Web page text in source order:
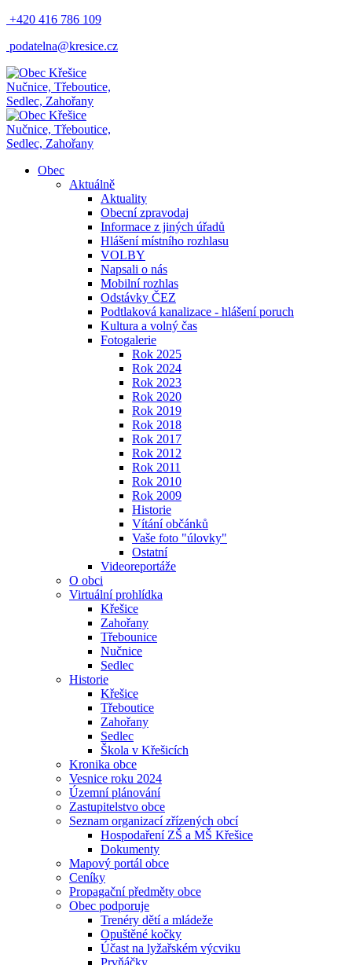
+420 416 786 109
podatelna@kresice.cz
Nučnice, Třeboutice,
Sedlec, Zahořany
Nučnice, Třeboutice,
Sedlec, Zahořany
Obec
Aktuálně
Aktuality
Obecní zpravodaj
Informace z jiných úřadů
Hlášení místního rozhlasu
VOLBY
Napsali o nás
Mobilní rozhlas
Odstávky ČEZ
Podtlaková kanalizace - hlášení poruch
Kultura a volný čas
Fotogalerie
Rok 2025
Rok 2024
Rok 2023
Rok 2020
Rok 2019
Rok 2018
Rok 2017
Rok 2012
Rok 2011
Rok 2010
Rok 2009
Historie
Vítání občánků
Vaše foto "úlovky"
Ostatní
Videoreportáže
O obci
Virtuální prohlídka
Křešice
Zahořany
Třebounice
Nučnice
Sedlec
Historie
Křešice
Třeboutice
Zahořany
Sedlec
Škola v Křešicích
Kronika obce
Vesnice roku 2024
Územní plánování
Zastupitelstvo obce
Seznam organizací zřízených obcí
Hospodaření ZŠ a MŠ Křešice
Dokumenty
Mapový portál obce
Ceníky
Propagační předměty obce
Obec podporuje
Trenéry dětí a mládeže
Opuštěné kočky
Účast na lyžařském výcviku
Prvňáčky